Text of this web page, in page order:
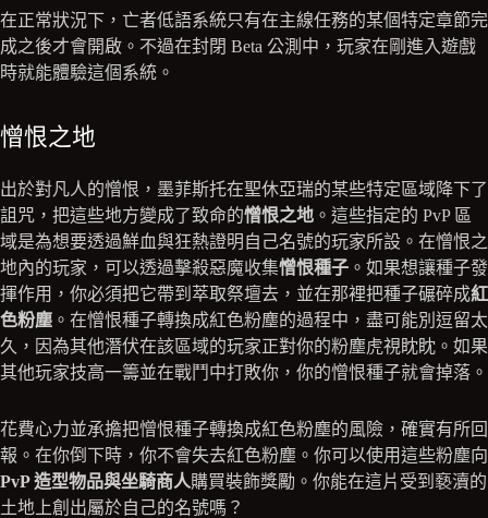
在正常狀況下，亡者低語系統只有在主線任務的某個特定章節完
成之後才會開啟。不過在封閉 Beta 公測中，玩家在剛進入遊戲
時就能體驗這個系統。
憎恨之地
出於對凡人的憎恨，墨菲斯托在聖休亞瑞的某些特定區域降下了
詛咒，把這些地方變成了致命的憎恨之地 。這些指定的 PvP 區
域是為想要透過鮮血與狂熱證明自己名號的玩家所設。在憎恨之
地內的玩家，可以透過擊殺惡魔收集憎恨種子 。如果想讓種子發
揮作用，你必須把它帶到萃取祭壇去，並在那裡把種子碾碎成紅
色粉塵 。在憎恨種子轉換成紅色粉塵的過程中，盡可能別逗留太
久，因為其他潛伏在該區域的玩家正對你的粉塵虎視眈眈。如果
其他玩家技高一籌並在戰鬥中打敗你，你的憎恨種子就會掉落。
花費心力並承擔把憎恨種子轉換成紅色粉塵的風險，確實有所回
報。在你倒下時，你不會失去紅色粉塵。你可以使用這些粉塵向
PvP 造型物品與坐騎商人購買裝飾獎勵。你能在這片受到褻瀆的
土地上創出屬於自己的名號嗎？